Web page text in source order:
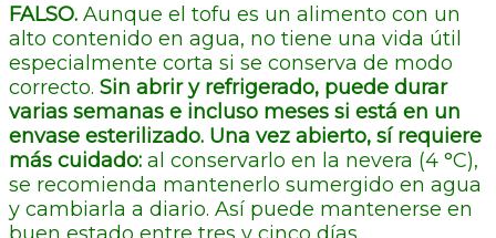
FALSO. Aunque el tofu es un alimento con un
alto contenido en agua, no tiene una vida útil
especialmente corta si se conserva de modo
correcto. Sin abrir y refrigerado, puede durar
varias semanas e incluso meses si está en un
envase esterilizado. Una vez abierto, sí requiere
más cuidado: al conservarlo en la nevera (4 °C),
se recomienda mantenerlo sumergido en agua
y cambiarla a diario. Así puede mantenerse en